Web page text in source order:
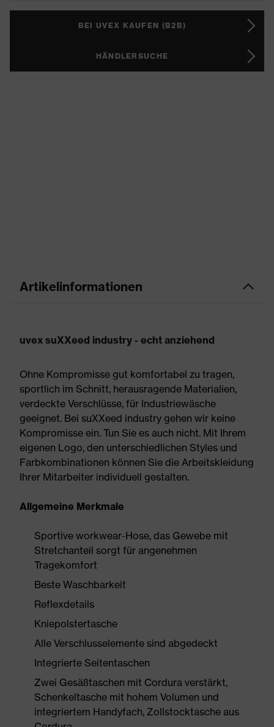
BEI UVEX KAUFEN (B2B)
HÄNDLERSUCHE
Artikelinformationen
uvex suXXeed industry - echt anziehend
Ohne Kompromisse gut komfortabel zu tragen,
sportlich im Schnitt, herausragende Materialien,
verdeckte Verschlüsse, für Industriewäsche
geeignet. Bei suXXeed industry gehen wir keine
Kompromisse ein. Tun Sie es auch nicht. Mit Ihrem
eigenen Logo, den unterschiedlichen Styles und
Farbkombinationen können Sie die Arbeitskleidung
Ihrer Mitarbeiter individuell gestalten.
Allgemeine Merkmale
Sportive workwear-Hose, das Gewebe mit
Stretchanteil sorgt für angenehmen
Tragekomfort
Beste Waschbarkeit
Reflexdetails
Kniepolstertasche
Alle Verschlusselemente sind abgedeckt
Integrierte Seitentaschen
Zwei Gesäßtaschen mit Cordura verstärkt,
Schenkeltasche mit hohem Volumen und
integriertem Handyfach, Zollstocktasche aus